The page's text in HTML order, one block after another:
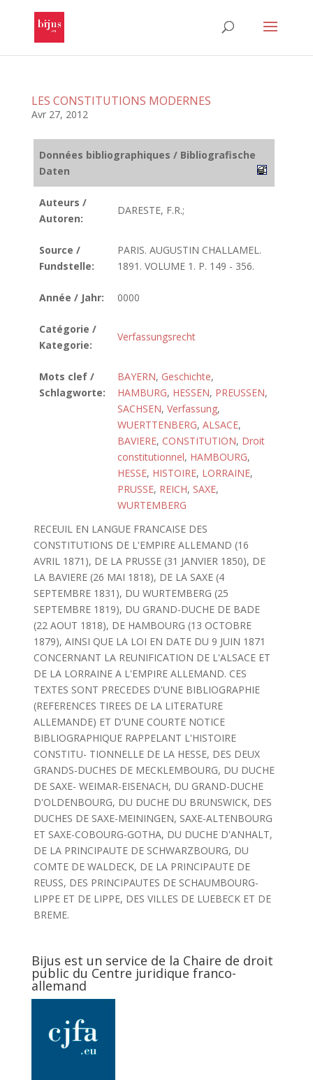
LES CONSTITUTIONS MODERNES
Avr 27, 2012
Données bibliographiques / Bibliografische
Daten
Auteurs /
Autoren:
DARESTE, F.R.;
Source /
Fundstelle:
PARIS. AUGUSTIN CHALLAMEL.
1891. VOLUME 1. P. 149 - 356.
Année / Jahr: 0000
Catégorie /
Kategorie:
Verfassungsrecht
Mots clef /
Schlagworte:
BAYERN, Geschichte,
HAMBURG, HESSEN, PREUSSEN,
SACHSEN, Verfassung,
WUERTTENBERG, ALSACE,
BAVIERE, CONSTITUTION, Droit
constitutionnel, HAMBOURG,
HESSE, HISTOIRE, LORRAINE,
PRUSSE, REICH, SAXE,
WURTEMBERG
RECEUIL EN LANGUE FRANCAISE DES
CONSTITUTIONS DE L'EMPIRE ALLEMAND (16
AVRIL 1871), DE LA PRUSSE (31 JANVIER 1850), DE
LA BAVIERE (26 MAI 1818), DE LA SAXE (4
SEPTEMBRE 1831), DU WURTEMBERG (25
SEPTEMBRE 1819), DU GRAND-DUCHE DE BADE
(22 AOUT 1818), DE HAMBOURG (13 OCTOBRE
1879), AINSI QUE LA LOI EN DATE DU 9 JUIN 1871
CONCERNANT LA REUNIFICATION DE L'ALSACE ET
DE LA LORRAINE A L'EMPIRE ALLEMAND. CES
TEXTES SONT PRECEDES D'UNE BIBLIOGRAPHIE
(REFERENCES TIREES DE LA LITERATURE
ALLEMANDE) ET D'UNE COURTE NOTICE
BIBLIOGRAPHIQUE RAPPELANT L'HISTOIRE
CONSTITU- TIONNELLE DE LA HESSE, DES DEUX
GRANDS-DUCHES DE MECKLEMBOURG, DU DUCHE
DE SAXE- WEIMAR-EISENACH, DU GRAND-DUCHE
D'OLDENBOURG, DU DUCHE DU BRUNSWICK, DES
DUCHES DE SAXE-MEININGEN, SAXE-ALTENBOURG
ET SAXE-COBOURG-GOTHA, DU DUCHE D'ANHALT,
DE LA PRINCIPAUTE DE SCHWARZBOURG, DU
COMTE DE WALDECK, DE LA PRINCIPAUTE DE
REUSS, DES PRINCIPAUTES DE SCHAUMBOURG-
LIPPE ET DE LIPPE, DES VILLES DE LUEBECK ET DE
BREME.
Bijus est un service de la Chaire de droit
public du Centre juridique franco-
allemand